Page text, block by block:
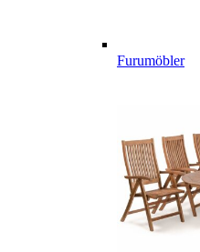
Furumöbler